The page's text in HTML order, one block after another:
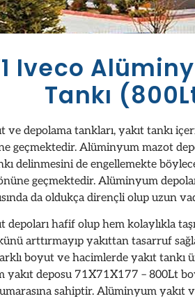
Iveco
Tankı
ve depolama tankları, yakıt tankı
geçmektedir. Alüminyum mazot
delinmesini de engellemekte
önüne geçmektedir. Alüminyum
da oldukça dirençli olup uzun
hafif olup hem kolaylıkla
arttırmayıp yakıttan tasarruf
boyut ve hacimlerde yakıt tankı
yakıt deposu 71X71X177 – 800Lt
sahiptir. Alüminyum yakıt